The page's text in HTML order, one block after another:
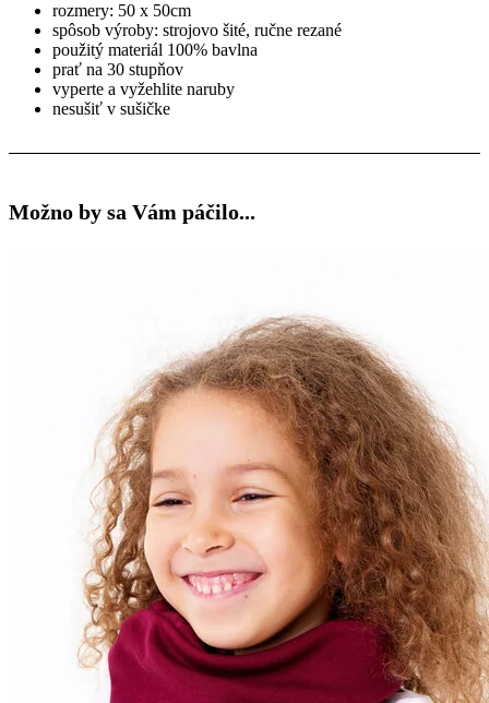
rozmery: 50 x 50cm
spôsob výroby: strojovo šité, ručne rezané
použitý materiál 100% bavlna
prať na 30 stupňov
vyperte a vyžehlite naruby
nesušiť v sušičke
Možno by sa Vám páčilo...